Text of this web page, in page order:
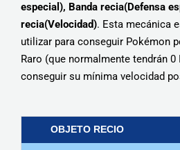
especial), Banda recia(Defensa
recia(Velocidad). Esta mecánica
utilizar para conseguir Pokémon
Raro (que normalmente tendrán
conseguir su mínima velocidad
OBJETO RECIO